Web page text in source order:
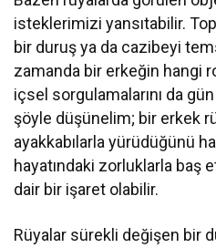
isteklerimizi yansıtabilir.
bir duruş ya da cazibeyi
zamanda bir erkeğin hangi
içsel sorgulamalarını da
şöyle düşünelim; bir erkek
ayakkabılarla yürüdüğünü
hayatındaki zorluklarla baş
dair bir işaret olabilir.
Rüyalar sürekli değişen bir